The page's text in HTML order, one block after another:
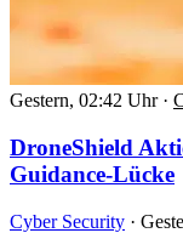
Gestern, 02:42 Uhr ·
DroneShield
Guidance-Lücke
Cyber Security ·